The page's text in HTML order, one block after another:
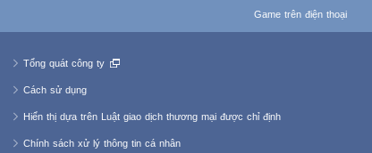
Game trên điện thoại
Tổng quát công ty
Cách sử dụng
Hiển thị dựa trên Luật giao dịch thương mại được chỉ định
Chính sách xử lý thông tin cá nhân